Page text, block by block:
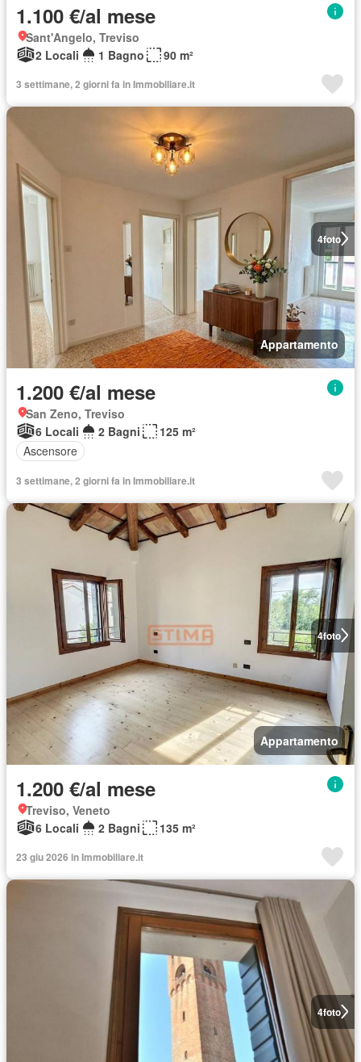
1.100 €/al mese
Sant'Angelo, Treviso
2 Locali
1 Bagno 90 m²
3 settimane, 2 giorni fa in Immobiliare.it
4foto
Appartamento
1.200 €/al mese
San Zeno, Treviso
6 Locali
2 Bagni
125 m²
Ascensore
3 settimane, 2 giorni fa in Immobiliare.it
4foto
Appartamento
1.200 €/al mese
Treviso, Veneto
6 Locali
2 Bagni 135 m²
23 giu 2026 in Immobiliare.it
4foto